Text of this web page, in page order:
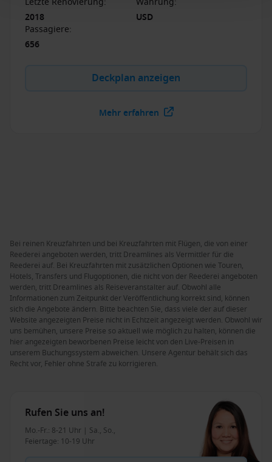
2018
USD
Passagiere:
656
Deckplan anzeigen
Mehr erfahren
Bei reinen Kreuzfahrten und bei Kreuzfahrten mit Flügen, die von einer
Reederei angeboten werden, tritt Dreamlines als Vermittler für die
Reederei auf. Bei Kreuzfahrten mit zusätzlichen Optionen wie Touren,
Hotels, Transfers und Flugoptionen, die nicht von der Reederei angeboten
werden, tritt Dreamlines als Reiseveranstalter auf. Obwohl alle
Informationen zum Zeitpunkt der Veröffentlichung korrekt sind, können
sich die Angebote ändern. Bitte beachten Sie, dass viele der auf dieser
Website angezeigten Preise nicht in Echtzeit angezeigt werden. Obwohl wir
uns bemühen, unsere Preise so aktuell wie möglich zu halten, können die
hier angezeigten beworbenen Preise leicht von den Live-Preisen in
unserem Buchungssystem abweichen. Unsere Agentur behält sich das
Recht vor, Fehler ohne Strafe zu korrigieren.
Rufen Sie uns an!
Mo.-Fr.: 8-21 Uhr | Sa., So.,
Feiertage: 10-19 Uhr